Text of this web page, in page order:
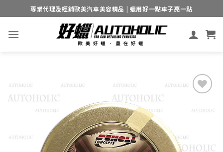
to
content
專業代理及經銷歐美汽車美容精品 | 蠟用好一點車子亮一點
wishlist